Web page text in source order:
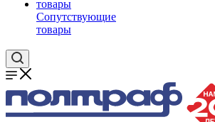
Сопутствующие
товары